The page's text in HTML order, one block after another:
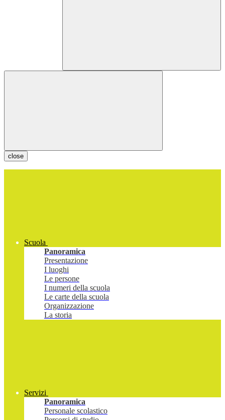
close
Scuola
Panoramica
Presentazione
I luoghi
Le persone
I numeri della scuola
Le carte della scuola
Organizzazione
La storia
Servizi
Panoramica
Personale scolastico